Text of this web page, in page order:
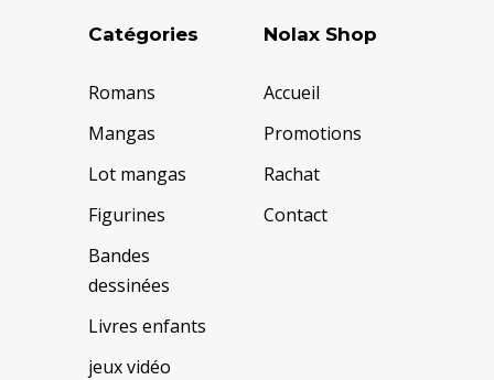
Catégories
Romans
Mangas
Lot mangas
Figurines
Bandes
dessinées
Livres enfants
jeux vidéo
Nolax Shop
Accueil
Promotions
Rachat
Contact